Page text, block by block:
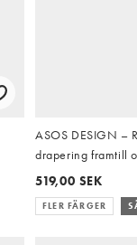
ASOS DESIGN –
drapering framtill
519,00 SEK
FLER FÄRGER